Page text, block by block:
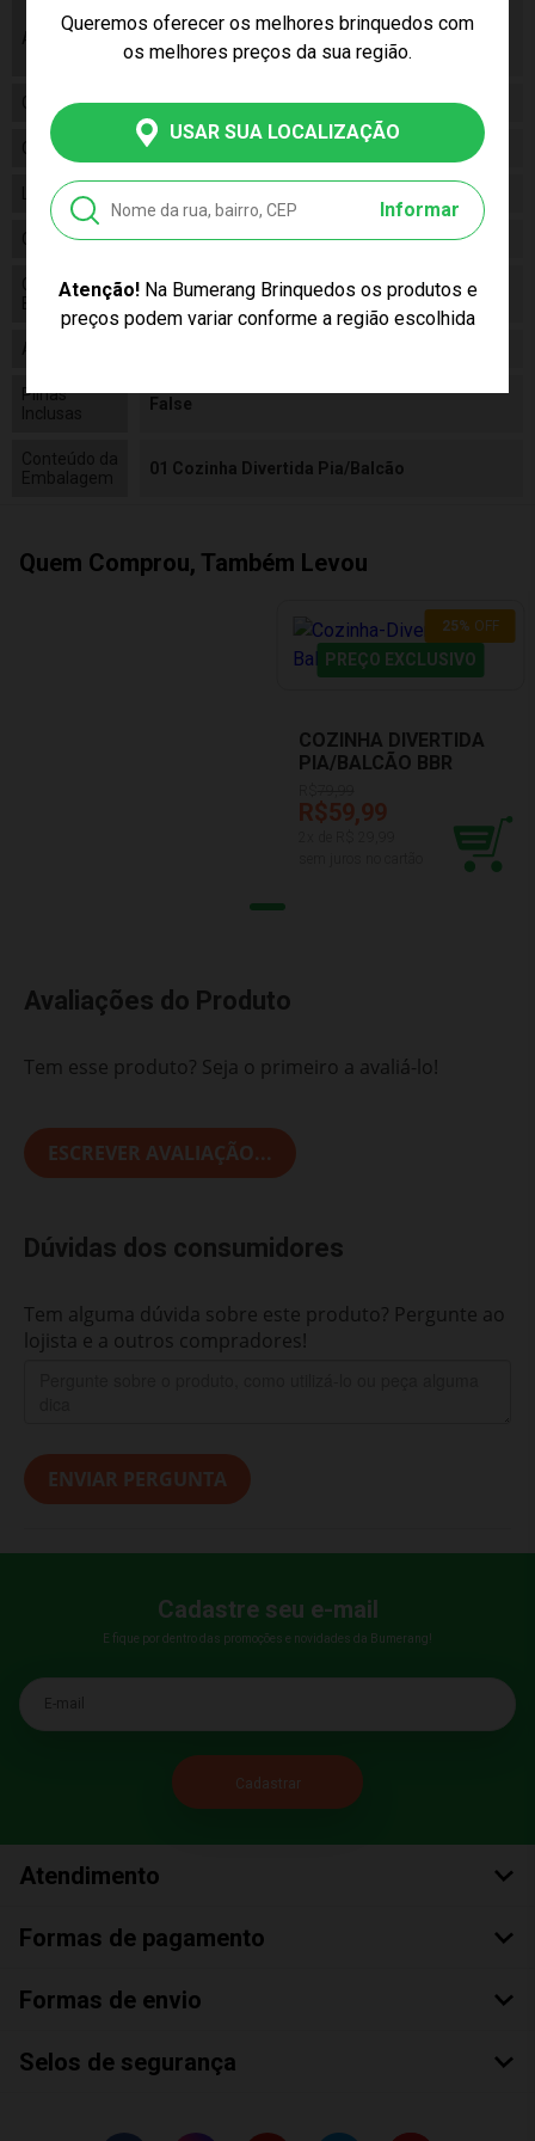
Queremos oferecer os melhores brinquedos com
os melhores preços da sua região.
USAR SUA LOCALIZAÇÃO
Informar
Atenção!Na Bumerang Brinquedos os produtos e
preços podem variar conforme a região escolhida
Aviso
As cores podem variar entre as imagens
mostradas acima e o produto. Imagens
meramente ilustrativas.
Gênero Feminino
Categoria N/a
Linha
Código R3128
Código de
Barras
4895228430397
Alimentação
Pilhas
Inclusas
False
Conteúdo da
Embalagem
01 Cozinha Divertida Pia/Balcão
Quem Comprou, Também Levou
25% OFF
PREÇO EXCLUSIVO
COZINHA DIVERTIDA
PIA/BALCÃO BBR
R$59,99
Avaliações do Produto
Tem esse produto? Seja o primeiro a avaliá-lo!
ESCREVER AVALIAÇÃO...
Dúvidas dos consumidores
Tem alguma dúvida sobre este produto? Pergunte ao
lojista e a outros compradores!
ENVIAR PERGUNTA
Cadastre seu e-mail
E fique por dentro das promoções e novidades da Bumerang!
E-mail
Atendimento
Formas de pagamento
Formas de envio
Selos de segurança